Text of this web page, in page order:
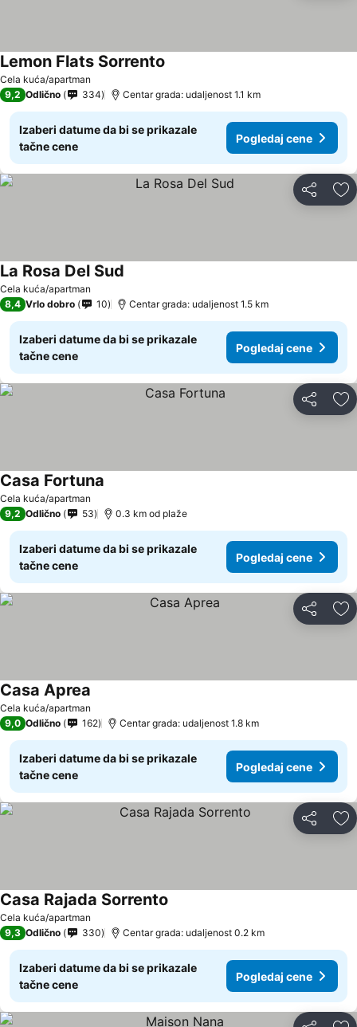
Cela kuća/apartman
Lemon Flats Sorrento
9,2 Odlično 334 Centar grada: udaljenost 1.1 km
Izaberi datume da bi se prikazale
tačne cene
Pogledaj cene
Deli
Cela kuća/apartman
La Rosa Del Sud
8,4 Vrlo dobro 10 Centar grada: udaljenost 1.5 km
Izaberi datume da bi se prikazale
tačne cene
Pogledaj cene
Deli
Cela kuća/apartman
Casa Fortuna
9,2 Odlično 53 0.3 km od plaže
Izaberi datume da bi se prikazale
tačne cene
Pogledaj cene
Deli
Cela kuća/apartman
Casa Aprea
9,0 Odlično 162 Centar grada: udaljenost 1.8 km
Izaberi datume da bi se prikazale
tačne cene
Pogledaj cene
Deli
Cela kuća/apartman
Casa Rajada Sorrento
9,3 Odlično 330 Centar grada: udaljenost 0.2 km
Izaberi datume da bi se prikazale
tačne cene
Pogledaj cene